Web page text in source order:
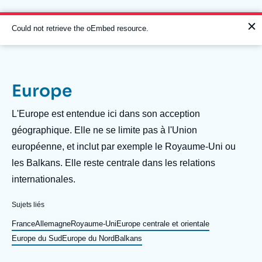
au
contenu
principal
Navigation
principale
L'Ifri
Analyses
Événements
À propos de l'Ifri
L'Ifri en bref
Message
d'erreur
Could not retrieve the oEmbed resource.
Europe
Description
L'Europe est entendue ici dans son acception
géographique. Elle ne se limite pas à l'Union
européenne, et inclut par exemple le Royaume-Uni ou
les Balkans. Elle reste centrale dans les relations
internationales.
Sujets liés
FranceAllemagneRoyaume-Uni Europe centrale et orientale
Europe du Sud Europe du Nord Balkans